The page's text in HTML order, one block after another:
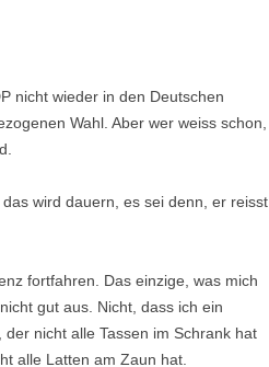
nicht wieder in den Deutschen
Wahl. Aber wer weiss schon,
wird dauern, es sei denn, er reisst
fortfahren. Das einzige, was mich
gut aus. Nicht, dass ich ein
nicht alle Tassen im Schrank hat
alle Latten am Zaun hat.